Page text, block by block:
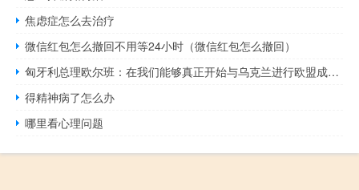
焦虑症怎么去治疗
微信红包怎么撤回不用等24小时（微信红包怎么撤回）
匈牙利总理欧尔班：在我们能够真正开始与乌克兰进行欧盟成员国谈判之前我们需要讨论非常困难的问题
得精神病了怎么办
哪里看心理问题